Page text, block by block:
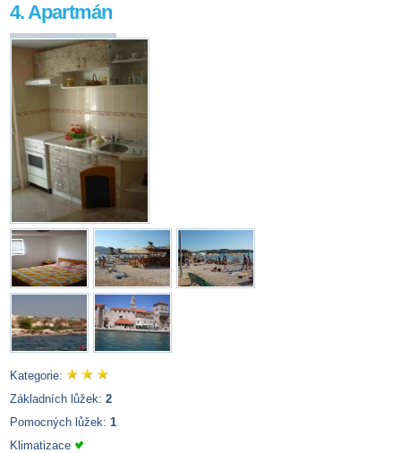
4. Apartmán
Kategorie:
Základních lůžek: 2
Pomocných lůžek: 1
Klimatizace